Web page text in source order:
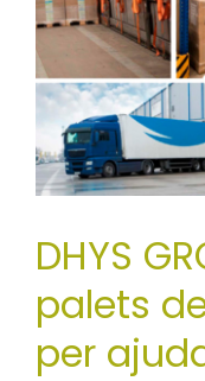
DHYS
palets
per